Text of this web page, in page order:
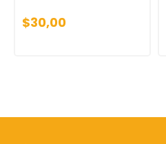
$30,00